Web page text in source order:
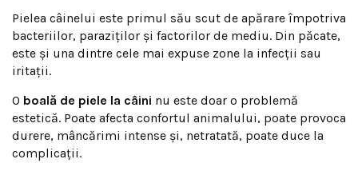
Pielea câinelui este primul său scut de apărare împotriva
bacteriilor, paraziților și factorilor de mediu. Din păcate,
este și una dintre cele mai expuse zone la infecții sau
iritații.
O boală de piele la câini nu este doar o problemă
estetică. Poate afecta confortul animalului, poate provoca
durere, mâncărimi intense și, netratată, poate duce la
complicații.